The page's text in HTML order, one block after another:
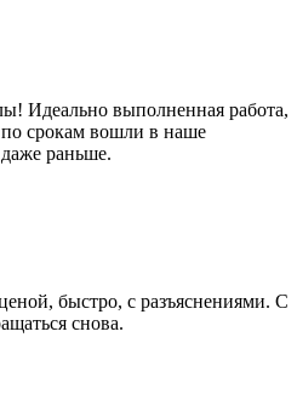
Идеально выполненная работа,
по срокам вошли в наше
раньше.
быстро, с разъяснениями. С
снова.